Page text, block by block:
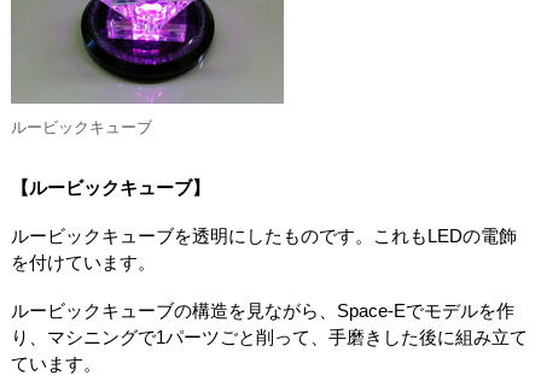
ルービックキューブ
【ルービックキューブ】
ルービックキューブを透明にしたものです。これもLEDの電飾
を付けています。
ルービックキューブの構造を見ながら、Space-Eでモデルを作
り、マシニングで1パーツごと削って、手磨きした後に組み立て
ています。